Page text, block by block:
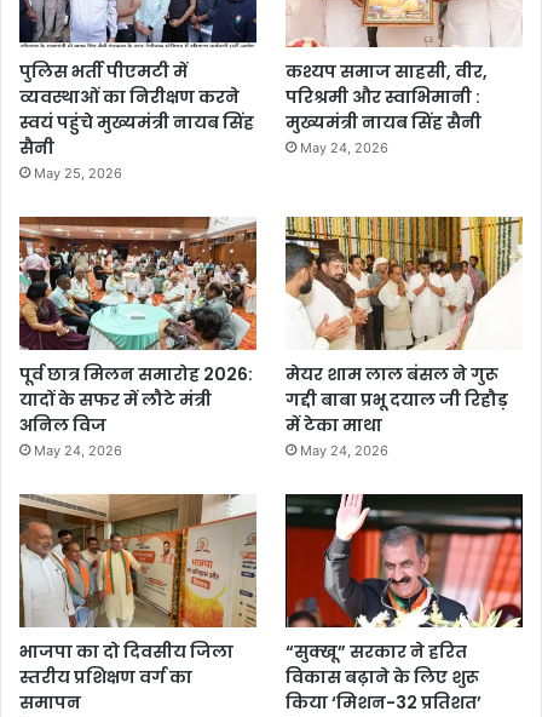
पुलिस भर्ती पीएमटी में
व्यवस्थाओं का निरीक्षण करने
स्वयं पहुंचे मुख्यमंत्री नायब सिंह
सैनी
May 25, 2026
कश्यप समाज साहसी, वीर,
परिश्रमी और स्वाभिमानी :
मुख्यमंत्री नायब सिंह सैनी
May 24, 2026
पूर्व छात्र मिलन समारोह 2026:
यादों के सफर में लौटे मंत्री
अनिल विज
May 24, 2026
मेयर शाम लाल बंसल ने गुरू
गद्दी बाबा प्रभू दयाल जी रिहौड़
में टेका माथा
May 24, 2026
भाजपा का दो दिवसीय जिला
स्तरीय प्रशिक्षण वर्ग का
समापन
“सुक्खू” सरकार ने हरित
विकास बढ़ाने के लिए शुरू
किया ‘मिशन-32 प्रतिशत’